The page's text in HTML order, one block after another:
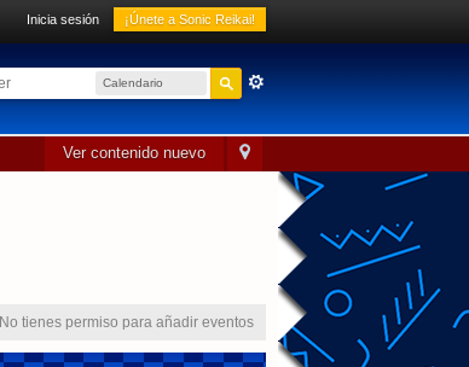
Inicia sesión ¡Únete a Sonic Reikai!
Calendario
sónico
Ver contenido nuevo
No tienes permiso para añadir eventos